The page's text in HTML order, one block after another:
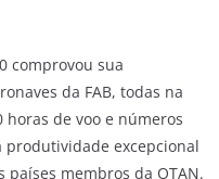
comprovou sua
da FAB, todas na
de voo e números
produtividade excepcional
membros da OTAN.